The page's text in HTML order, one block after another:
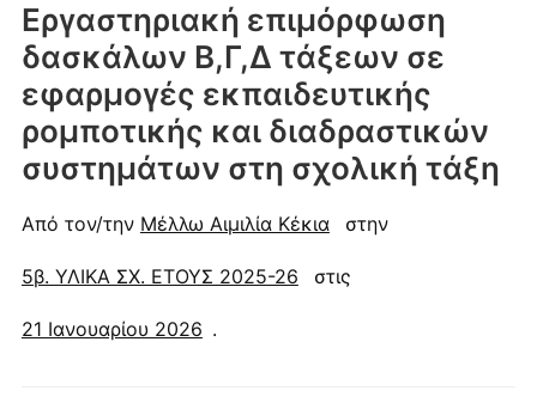
Εργαστηριακή επιμόρφωση
δασκάλων Β,Γ,Δ τάξεων σε
εφαρμογές εκπαιδευτικής
ρομποτικής και διαδραστικών
συστημάτων στη σχολική τάξη
Από τον/την Μέλλω Αιμιλία Κέκια στην
5β. ΥΛΙΚΑ ΣΧ. ΕΤΟΥΣ 2025-26 στις
21 Ιανουαρίου 2026 .